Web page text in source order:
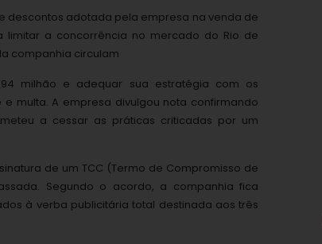
descontos adotada pela empresa na venda de
limitar a concorrência no mercado do Rio de
companhia circulam
milhão e adequar sua estratégia com os
multa. A empresa divulgou nota confirmando
a cessar as práticas criticadas por um
de um TCC (Termo de Compromisso de
Segundo o acordo, a companhia fica
à verba publicitária total destinada aos três